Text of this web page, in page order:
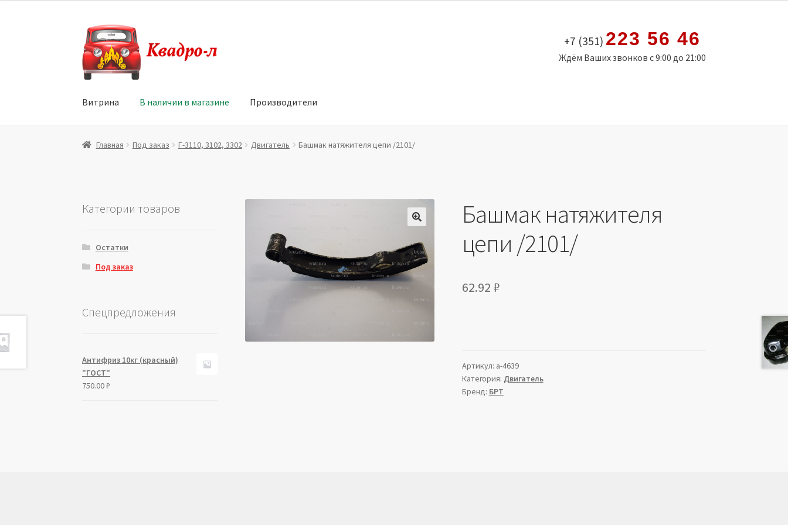
Перейти
к
навигации
Перейти
к
содержимому
+7 (351) 223 56 46
Ждём Ваших звонков с 9:00 до 21:00
Витрина В наличии в магазине Производители
Главная Витрина Мой аккаунтПолитика в отношении обработки персональных данных
Главная Под заказ Г-3110, 3102, 3302 Двигатель Башмак натяжителя цепи /2101/
Башмак натяжителя
цепи /2101/
62.92 ₽
Артикул: a-4639
Категория: Двигатель
Бренд: БРТ
Категории товаров
Остатки
Под заказ
Спецпредложения
Антифриз 10кг (красный)
"ГОСТ"
750.00₽